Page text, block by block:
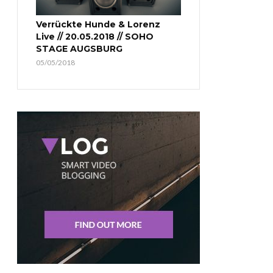
Verrückte Hunde & Lorenz
Live // 20.05.2018 // SOHO
STAGE AUGSBURG
05/05/2018